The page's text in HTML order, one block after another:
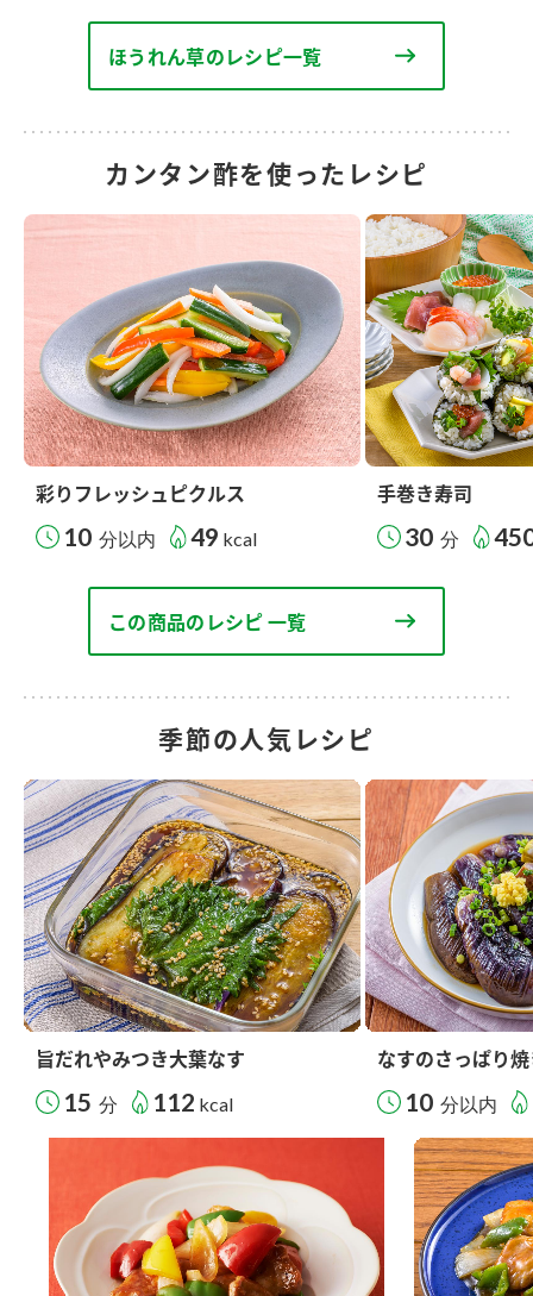
ほうれん草のレシピ一覧
カンタン酢を使ったレシピ
彩りフレッシュピクルス
10 分以内 49 kcal
手巻き寿司
30 分
この商品のレシピ 一覧
季節の人気レシピ
旨だれやみつき大葉なす
15 分 112 kcal
なすのさっぱり
10 分以内